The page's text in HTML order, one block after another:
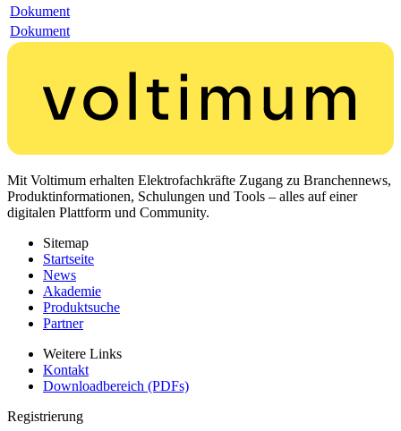
Dokument
Dokument
Mit Voltimum erhalten Elektrofachkräfte Zugang zu Branchennews,
Produktinformationen, Schulungen und Tools – alles auf einer
digitalen Plattform und Community.
Sitemap
Startseite
News
Akademie
Produktsuche
Partner
Weitere Links
Kontakt
Downloadbereich (PDFs)
Registrierung